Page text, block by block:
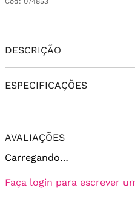
DESCRIÇÃO
ESPECIFICAÇÕES
AVALIAÇÕES
Carregando…
Faça login para escrever